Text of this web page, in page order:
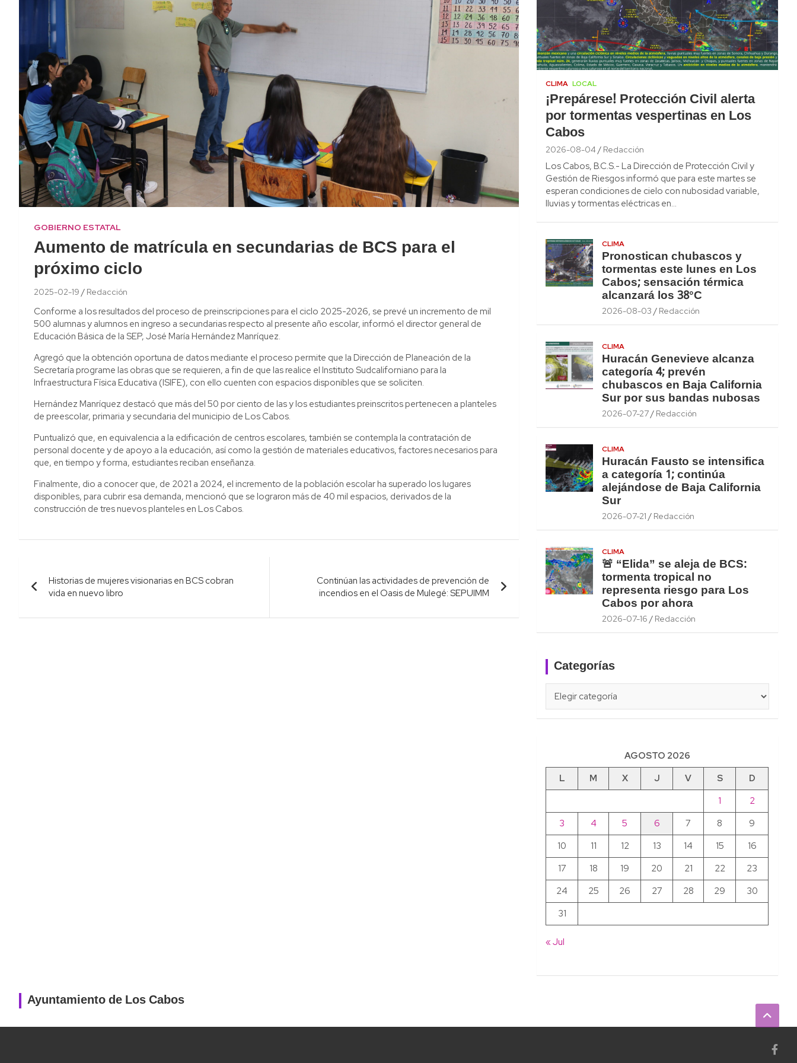
GOBIERNO ESTATAL
Aumento de matrícula en secundarias de BCS para el
próximo ciclo
2025-02-19 Redacción
Conforme a los resultados del proceso de preinscripciones para el ciclo 2025-2026, se prevé un incremento de mil
500 alumnas y alumnos en ingreso a secundarias respecto al presente año escolar, informó el director general de
Educación Básica de la SEP, José María Hernández Manríquez.
Agregó que la obtención oportuna de datos mediante el proceso permite que la Dirección de Planeación de la
Secretaría programe las obras que se requieren, a fin de que las realice el Instituto Sudcaliforniano para la
Infraestructura Física Educativa (ISIFE), con ello cuenten con espacios disponibles que se soliciten.
Hernández Manríquez destacó que más del 50 por ciento de las y los estudiantes preinscritos pertenecen a planteles
de preescolar, primaria y secundaria del municipio de Los Cabos.
Puntualizó que, en equivalencia a la edificación de centros escolares, también se contempla la contratación de
personal docente y de apoyo a la educación, así como la gestión de materiales educativos, factores necesarios para
que, en tiempo y forma, estudiantes reciban enseñanza.
Finalmente, dio a conocer que, de 2021 a 2024, el incremento de la población escolar ha superado los lugares
disponibles, para cubrir esa demanda, mencionó que se lograron más de 40 mil espacios, derivados de la
construcción de tres nuevos planteles en Los Cabos.
Navegación
de
entradas
Historias de mujeres visionarias en BCS cobran
vida en nuevo libro
Continúan las actividades de prevención de
incendios en el Oasis de Mulegé: SEPUIMM
CLIMA LOCAL
¡Prepárese! Protección Civil alerta
por tormentas vespertinas en Los
Cabos
2026-08-04 Redacción
Los Cabos, B.C.S.- La Dirección de Protección Civil y
Gestión de Riesgos informó que para este martes se
esperan condiciones de cielo con nubosidad variable,
lluvias y tormentas eléctricas en…
CLIMA
Pronostican chubascos y
tormentas este lunes en Los
Cabos; sensación térmica
alcanzará los 38°C
2026-08-03 Redacción
CLIMA
Huracán Genevieve alcanza
categoría 4; prevén
chubascos en Baja California
Sur por sus bandas nubosas
2026-07-27 Redacción
CLIMA
Huracán Fausto se intensifica
a categoría 1; continúa
alejándose de Baja California
Sur
2026-07-21 Redacción
CLIMA
🚨 “Elida” se aleja de BCS:
tormenta tropical no
representa riesgo para Los
Cabos por ahora
2026-07-16 Redacción
Categorías
AGOSTO 2026
L
M X J V S
D
1
2
3
4 5 6 7 8
9
10
11 12 13 14 15
16
17
18 19 20 21 22
23
24
25 26 27 28 29
30
31
« Jul
Ayuntamiento de Los Cabos